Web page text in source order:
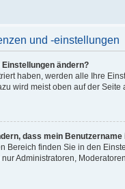
und -einstellungen
ändern?
haben, werden alle Ihre
wird meist oben auf der
dass mein
Bereich finden Sie in den
Administratoren,